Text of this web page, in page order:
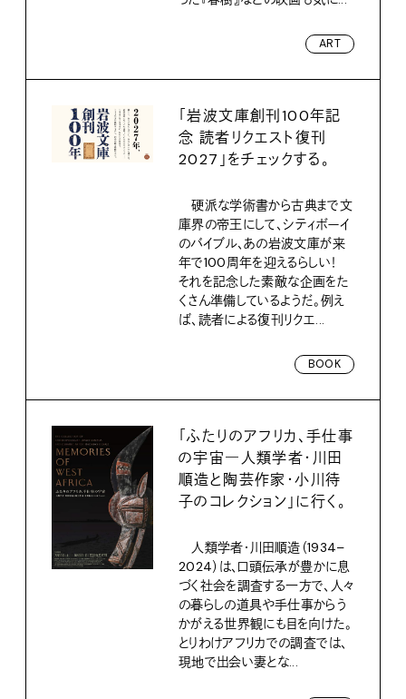
ART
「岩波文庫創刊100年記
念 読者リクエスト復刊
2027」をチェックする。
硬派な学術書から古典まで文
庫界の帝王にして、シティボーイ
のバイブル、あの岩波文庫が来
年で100周年を迎えるらしい！
それを記念した素敵な企画をた
くさん準備しているようだ。例え
ば、読者による復刊リクエ...
BOOK
「ふたりのアフリカ、手仕事
の宇宙―人類学者・川田
順造と陶芸作家・小川待
子のコレクション」に行く。
人類学者・川田順造（1934–
2024）は、口頭伝承が豊かに息
づく社会を調査する一方で、人々
の暮らしの道具や手仕事からう
かがえる世界観にも目を向けた。
とりわけアフリカでの調査では、
現地で出会い妻とな...